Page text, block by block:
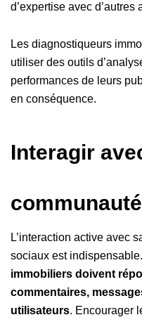
d’expertise avec d’autres
Les diagnostiqueurs
utiliser des outils
performances de leurs
en conséquence.
Interagir
communauté
L’interaction active avec
sociaux est indispensable.
immobiliers doivent
commentaires,
utilisateurs. Encourager